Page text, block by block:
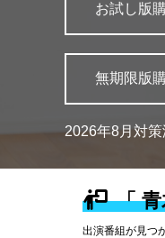
お試し版
無期限版
2026年8月対策
「
出演番組が見つ